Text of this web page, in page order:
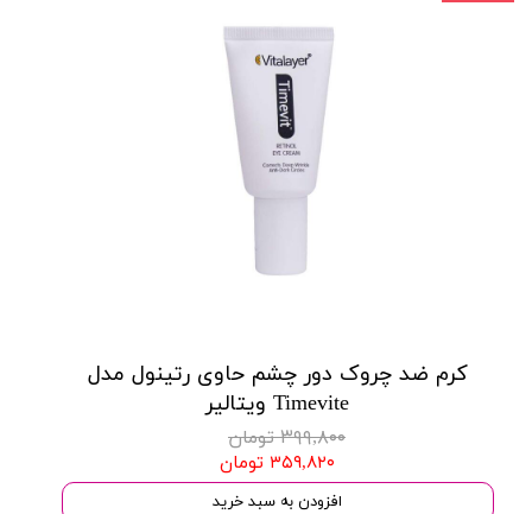
کرم ضد چروک دور چشم حاوی رتینول مدل
Timevite ویتالیر
۳۹۹,۸۰۰ تومان
۳۵۹,۸۲۰ تومان
افزودن به سبد خرید